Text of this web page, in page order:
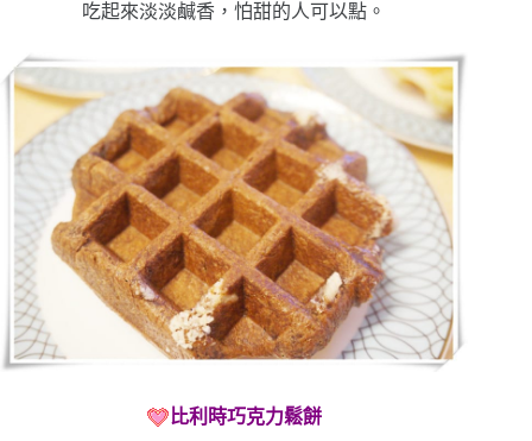
吃起來淡淡鹹香，怕甜的人可以點。
比利時巧克力鬆餅